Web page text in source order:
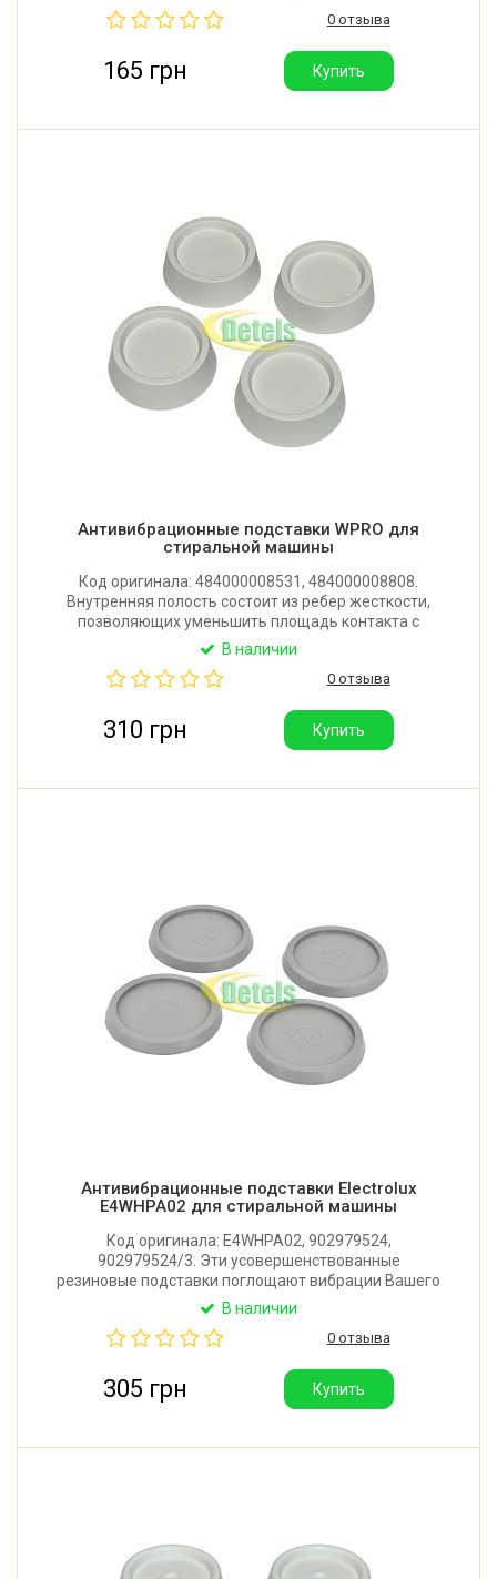
Производитель: Китай.0 отзыва
165 грн Купить
Антивибрационные подставки WPRO для
стиральной машины
Код оригинала: 484000008531, 484000008808.
Внутренняя полость состоит из ребер жесткости,
позволяющих уменьшить площадь контакта с
поверхностью, увеличить давление в месте
амортизирующий эффект. Производитель: WPRO
В наличии
0 отзыва
310 грн Купить
Антивибрационные подставки Electrolux
E4WHPA02 для стиральной машины
Код оригинала: E4WHPA02, 902979524,
902979524/3. Эти усовершенствованные
резиновые подставки поглощают вибрации Вашего
прибора, позволяя ему устойчиво стоять на полу, и
мм. Диаметр посадки под ножку: 47 мм. Высота: 6
В наличии
0 отзыва
305 грн Купить